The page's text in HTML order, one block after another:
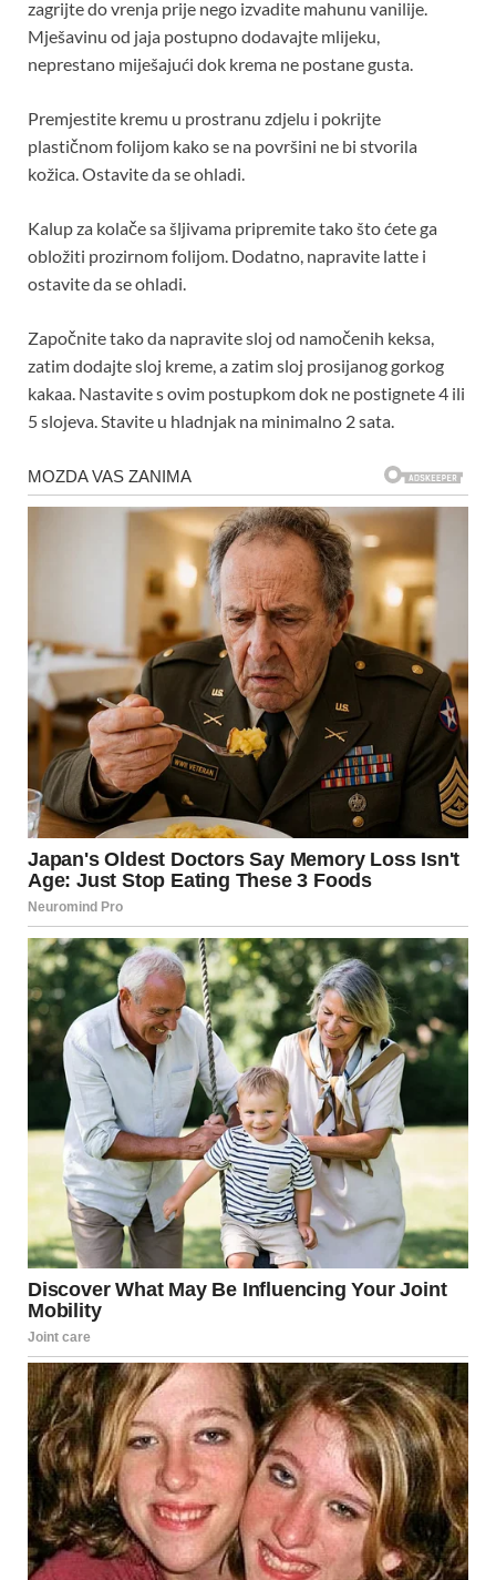
zagrijte do vrenja prije nego izvadite mahunu vanilije.
Mješavinu od jaja postupno dodavajte mlijeku,
neprestano miješajući dok krema ne postane gusta.
Premjestite kremu u prostranu zdjelu i pokrijte
plastičnom folijom kako se na površini ne bi stvorila
kožica. Ostavite da se ohladi.
Kalup za kolače sa šljivama pripremite tako što ćete ga
obložiti prozirnom folijom. Dodatno, napravite latte i
ostavite da se ohladi.
Započnite tako da napravite sloj od namočenih keksa,
zatim dodajte sloj kreme, a zatim sloj prosijanog gorkog
kakaa. Nastavite s ovim postupkom dok ne postignete 4 ili
5 slojeva. Stavite u hladnjak na minimalno 2 sata.